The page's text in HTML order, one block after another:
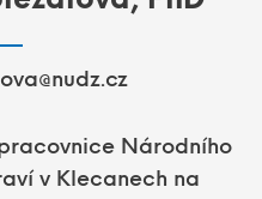
Národního
v Klecanech na